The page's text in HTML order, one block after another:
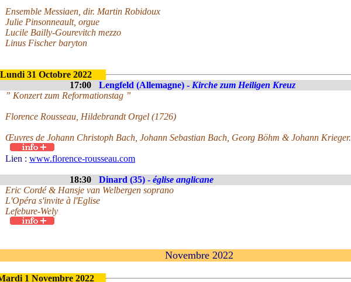
Ensemble Messiaen, dir. Martin Robidoux
Julie Pinsonneault, orgue
Lucile Bailly-Gourevitch mezzo
Linus Fischer baryton
Lundi 31 Octobre 2022
17:00
Lengfeld (Allemagne) - Kirche zum Heiligen Kreuz
” Konzert zum Reformationstag ”
Florence Rousseau, Hildebrandt Orgel (1726)
Œuvres de Johann Christoph Bach, Johann Sebastian Bach, Georg Böhm & Johann Krieger.
Lien : www.florence-rousseau.com
18:30 Dinard (35) - église anglicane
Eric Cordé & Hansje van Welbergen soprano
L'Opéra s'invite à l'Eglise
Lefebure-Wely
Novembre 2022
1 Novembre 2022